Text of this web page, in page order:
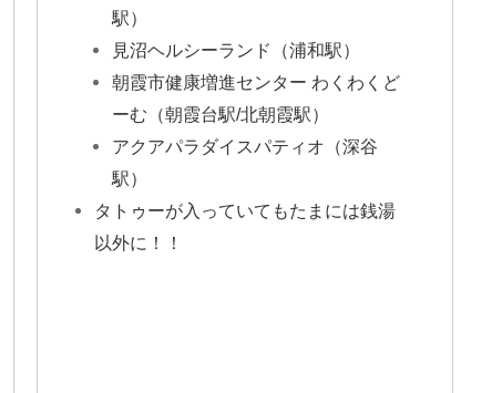
駅）
見沼ヘルシーランド（浦和駅）
朝霞市健康増進センター わくわくど
ーむ（朝霞台駅/北朝霞駅）
アクアパラダイスパティオ（深谷
駅）
タトゥーが入っていてもたまには銭湯
以外に！！